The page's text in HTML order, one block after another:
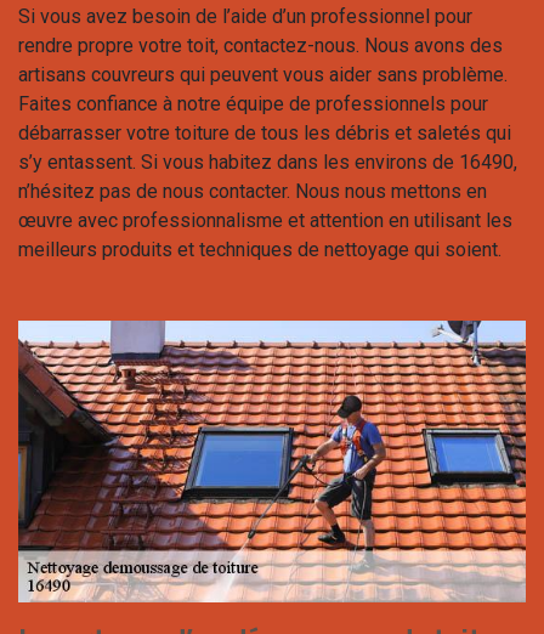
Si vous avez besoin de l’aide d’un professionnel pour
rendre propre votre toit, contactez-nous. Nous avons des
artisans couvreurs qui peuvent vous aider sans problème.
Faites confiance à notre équipe de professionnels pour
débarrasser votre toiture de tous les débris et saletés qui
s’y entassent. Si vous habitez dans les environs de 16490,
n’hésitez pas de nous contacter. Nous nous mettons en
œuvre avec professionnalisme et attention en utilisant les
meilleurs produits et techniques de nettoyage qui soient.